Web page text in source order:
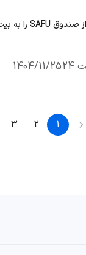
1404/11/25
1
2
3